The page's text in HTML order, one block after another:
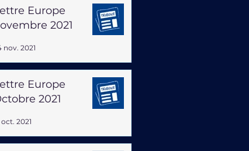
Europe
2021
nov. 2021
Europe
2021
oct. 2021